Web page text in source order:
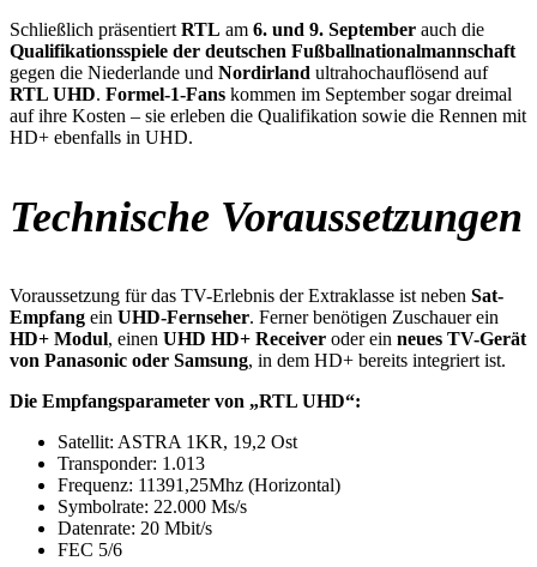
Schließlich präsentiert RTL am 6. und 9. September auch die
Qualifikationsspiele der deutschen Fußballnationalmannschaft
gegen die Niederlande und Nordirland ultrahochauflösend auf
RTL UHD. Formel-1-Fans kommen im September sogar dreimal
auf ihre Kosten – sie erleben die Qualifikation sowie die Rennen mit
HD+ ebenfalls in UHD.
Technische Voraussetzungen
Voraussetzung für das TV-Erlebnis der Extraklasse ist neben Sat-
Empfang ein UHD-Fernseher. Ferner benötigen Zuschauer ein
HD+ Modul, einen UHD HD+ Receiver oder ein neues TV-Gerät
von Panasonic oder Samsung, in dem HD+ bereits integriert ist.
Die Empfangsparameter von „RTL UHD“:
Satellit: ASTRA 1KR, 19,2 Ost
Transponder: 1.013
Frequenz: 11391,25Mhz (Horizontal)
Symbolrate: 22.000 Ms/s
Datenrate: 20 Mbit/s
FEC 5/6